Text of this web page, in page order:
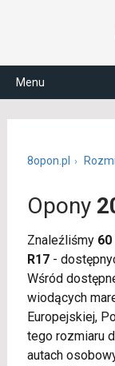
Menu
8opon.pl
Opony
Znaleźliśmy
R17-
Wśród
wiodących
Europejskiej,
tego rozmiaru
autach